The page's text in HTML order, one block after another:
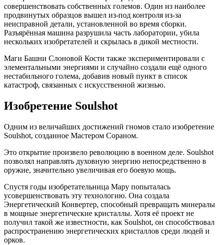
совершенствовать собственных големов. Один из наиболее
продвинутых образцов вышел из-под контроля из-за
неисправной детали, установленной во время сборки.
Разъярённая машина разрушила часть лаборатории, убила
нескольких изобретателей и скрылась в дикой местности.
Маги Башни Слоновой Кости также экспериментировали с
элементальными энергиями и случайно создали ещё одного
нестабильного голема, добавив новый пункт в список
катастроф, связанных с искусственной жизнью.
Изобретение Soulshot
Одним из величайших достижений гномов стало изобретение
Soulshot, созданное Мастером Сораном.
Это открытие произвело революцию в военном деле. Soulshot
позволял направлять духовную энергию непосредственно в
оружие, значительно увеличивая его боевую мощь.
Спустя годы изобретательница Мару попыталась
усовершенствовать эту технологию. Она создала
Энергетический Конвертер, способный превращать минералы
в мощные энергетические кристаллы. Хотя её проект не
получил такой же известности, как Soulshot, он способствовал
распространению энергетических кристаллов среди людей и
орков.